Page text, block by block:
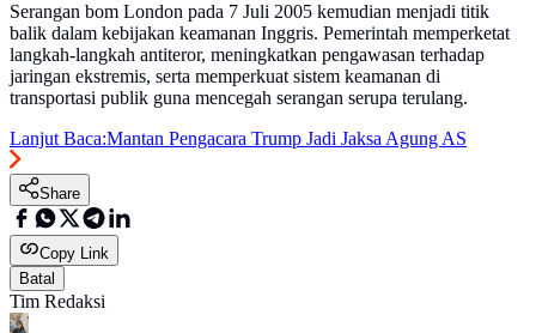
Serangan bom London pada 7 Juli 2005 kemudian menjadi titik
balik dalam kebijakan keamanan Inggris. Pemerintah memperketat
langkah-langkah antiteror, meningkatkan pengawasan terhadap
jaringan ekstremis, serta memperkuat sistem keamanan di
transportasi publik guna mencegah serangan serupa terulang.
Lanjut Baca:Mantan Pengacara Trump Jadi Jaksa Agung AS
Share
Copy Link
Batal
Tim Redaksi